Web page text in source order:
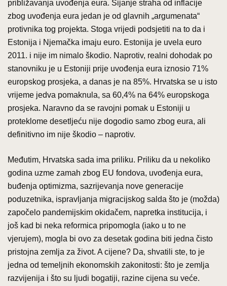
približavanja uvođenja eura. Sijanje straha od inflacije
zbog uvođenja eura jedan je od glavnih „argumenata“
protivnika tog projekta. Stoga vrijedi podsjetiti na to da i
Estonija i Njemačka imaju euro. Estonija je uvela euro
2011. i nije im nimalo škodio. Naprotiv, realni dohodak po
stanovniku je u Estoniji prije uvođenja eura iznosio 71%
europskog prosjeka, a danas je na 85%. Hrvatska se u isto
vrijeme jedva pomaknula, sa 60,4% na 64% europskoga
prosjeka. Naravno da se ravojni pomak u Estoniji u
proteklome desetljeću nije dogodio samo zbog eura, ali
definitivno im nije škodio – naprotiv.
Međutim, Hrvatska sada ima priliku. Priliku da u nekoliko
godina uzme zamah zbog EU fondova, uvođenja eura,
buđenja optimizma, sazrijevanja nove generacije
poduzetnika, ispravljanja migracijskog salda što je (možda)
započelo pandemijskim okidačem, napretka institucija, i
još kad bi neka reformica pripomogla (iako u to ne
vjerujem), mogla bi ovo za desetak godina biti jedna čisto
pristojna zemlja za život. A cijene? Da, shvatili ste, to je
jedna od temeljnih ekonomskih zakonitosti: što je zemlja
razvijenija i što su ljudi bogatiji, razine cijena su veće.